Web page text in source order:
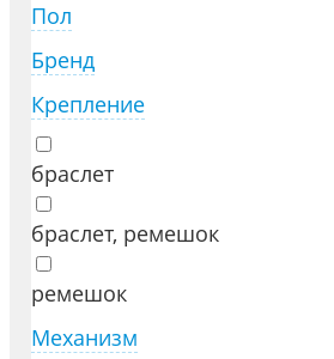
Пол
Бренд
Крепление
браслет
браслет, ремешок
ремешок
Механизм